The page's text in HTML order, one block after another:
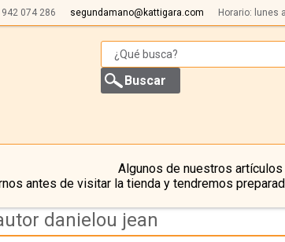
942 074 286 segundamano@kattigara.com Horario: lunes
Algunos de nuestros artículos
antes de visitar la tienda y tendremos
danielou jean